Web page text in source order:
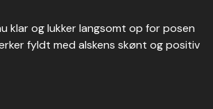
klar og lukker langsomt op for posen
fyldt med alskens skønt og positiv